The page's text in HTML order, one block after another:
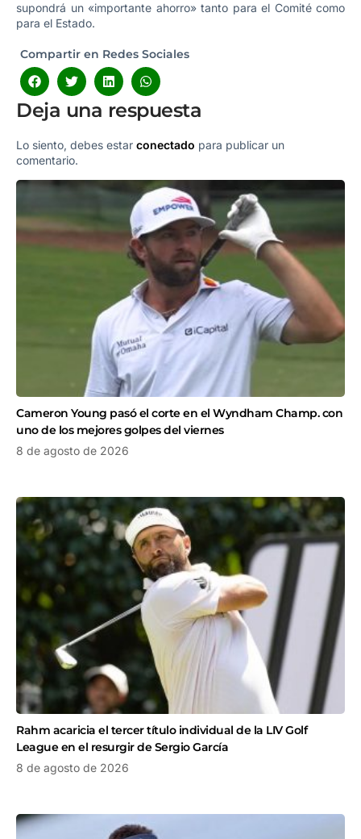
supondrá un «importante ahorro» tanto para el Comité como
para el Estado.
Compartir en Redes Sociales
Deja una respuesta
Lo siento, debes estar conectado para publicar un
comentario.
Cameron Young pasó el corte en el Wyndham Champ. con
uno de los mejores golpes del viernes
8 de agosto de 2026
Rahm acaricia el tercer título individual de la LIV Golf
League en el resurgir de Sergio García
8 de agosto de 2026